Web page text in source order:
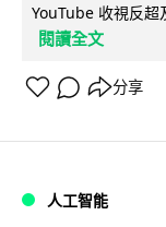
YouTube 收視反超
閱讀全文
分享
人工智能